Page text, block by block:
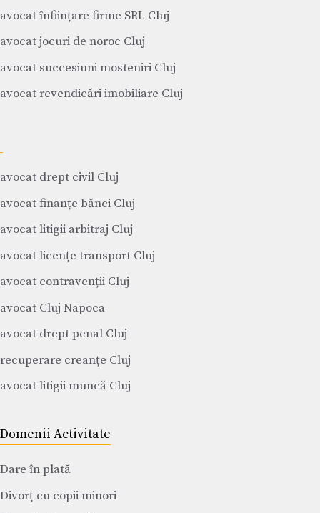
avocat înființare firme SRL Cluj
avocat jocuri de noroc Cluj
avocat succesiuni mosteniri Cluj
avocat revendicări imobiliare Cluj
avocat drept civil Cluj
avocat finanțe bănci Cluj
avocat litigii arbitraj Cluj
avocat licențe transport Cluj
avocat contravenții Cluj
avocat Cluj Napoca
avocat drept penal Cluj
recuperare creanțe Cluj
avocat litigii muncă Cluj
Domenii Activitate
Dare în plată
Divorț cu copii minori